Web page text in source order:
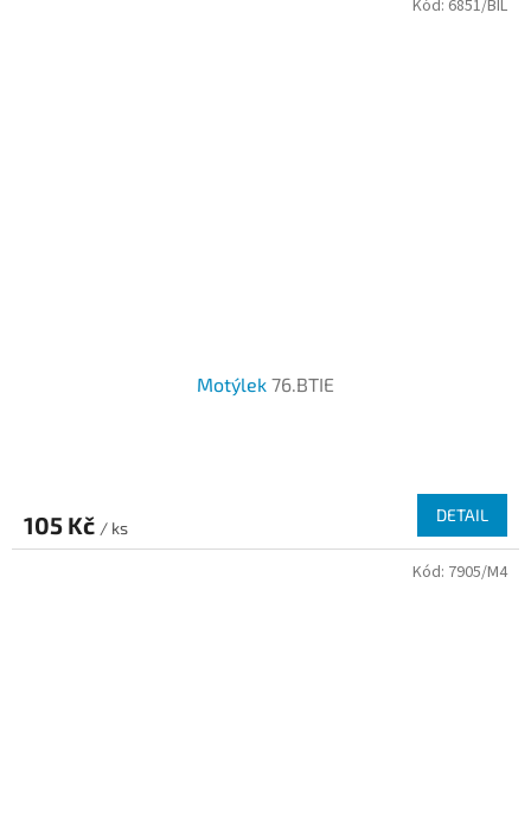
Motýlek 76.BTIE
105 Kč / ks
DETAIL
Kód: 6851/BIL
Kód: 7905/M4